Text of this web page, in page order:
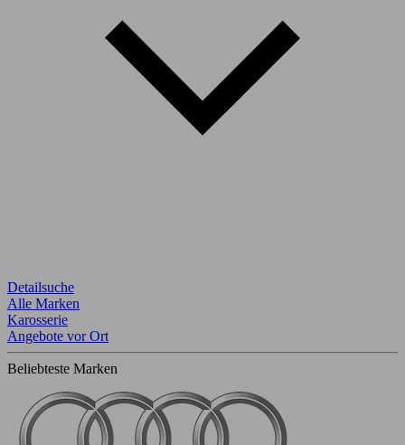
Detailsuche
Alle Marken
Karosserie
Angebote vor Ort
Beliebteste Marken